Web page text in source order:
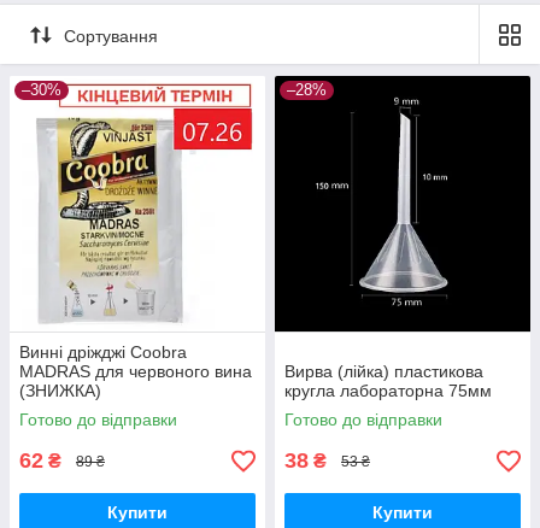
Сортування
–30%
Винні дріжджі Coobra
MADRAS для червоного вина
(ЗНИЖКА)
Готово до відправки
62 ₴ 89 ₴
Купити
–28%
Вирва (лійка) пластикова
кругла лабораторна 75мм
Готово до відправки
38 ₴ 53 ₴
Купити